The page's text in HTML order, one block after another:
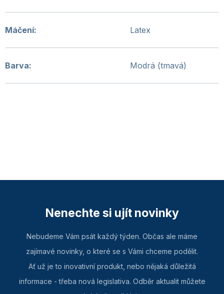
Máčení: Latex
Barva: Modrá (tmavá)
Nenechte si ujít novinky
Nebudeme Vám psát každý týden. Občas ale máme
zajímavé novinky, o které se s Vámi chceme podělit.
Ať už je to inovativní produkt, nebo nějaká důležitá
informace - třeba nová legislativa. Odběr aktualit můžete